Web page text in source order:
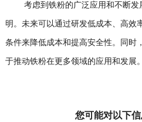
考虑到铁粉的广泛应用和不断发
明。未来可以通过研发低成本、高效
条件来降低成本和提高安全性。同时
于推动铁粉在更多领域的应用和发展。
您可能对以下